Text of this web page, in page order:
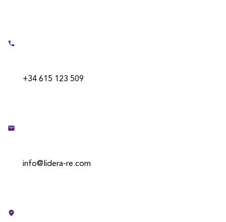
+34 615 123 509
info@lidera-re.com